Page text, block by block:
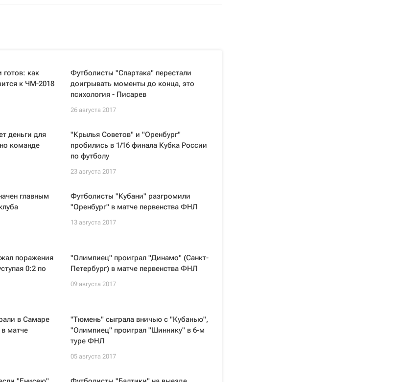
готов: как
к ЧМ-2018
Футболисты "Спартака" перестали
доигрывать моменты до конца, это
психология - Писарев
26 августа 2017
деньги для
команде
"Крылья Советов" и "Оренбург"
пробились в 1/16 финала Кубка России
по футболу
23 августа 2017
главным
Футболисты "Кубани" разгромили
"Оренбург" в матче первенства ФНЛ
13 августа 2017
поражения
0:2 по
"Олимпиец" проиграл "Динамо" (Санкт-
Петербург) в матче первенства ФНЛ
09 августа 2017
в Самаре
матче
"Тюмень" сыграла вничью с "Кубанью",
"Олимпиец" проиграл "Шиннику" в 6-м
туре ФНЛ
05 августа 2017